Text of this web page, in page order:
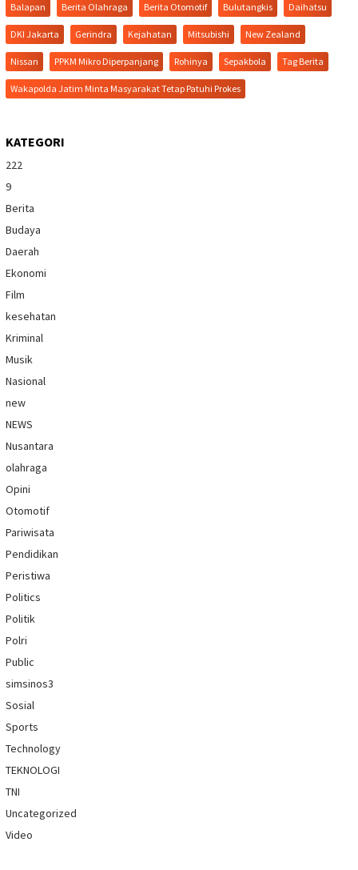
Balapan Berita Olahraga Berita Otomotif Bulutangkis Daihatsu
DKI Jakarta Gerindra Kejahatan Mitsubishi New Zealand
Nissan PPKM Mikro Diperpanjang Rohinya Sepakbola Tag Berita
Wakapolda Jatim Minta Masyarakat Tetap Patuhi Prokes
KATEGORI
222
9
Berita
Budaya
Daerah
Ekonomi
Film
kesehatan
Kriminal
Musik
Nasional
new
NEWS
Nusantara
olahraga
Opini
Otomotif
Pariwisata
Pendidikan
Peristiwa
Politics
Politik
Polri
Public
simsinos3
Sosial
Sports
Technology
TEKNOLOGI
TNI
Uncategorized
Video